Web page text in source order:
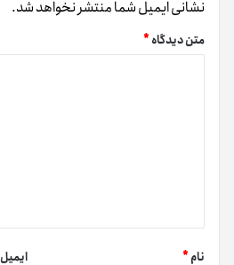
نشانی ایمیل شما منتشر نخواهد شد.
متن دیدگاه*
نام* ایمیل